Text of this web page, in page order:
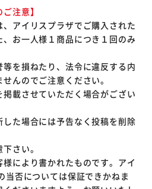
注意】
、アイリスプラザでご購入された
お一人様１商品につき１回のみ
等を損ねたり、法令に違反する内
んのでご注意ください。
掲載させていただく場合がござい
した場合には予告なく投稿を削除
さい。
様により書かれたものです。アイ
当否については保証できかねま